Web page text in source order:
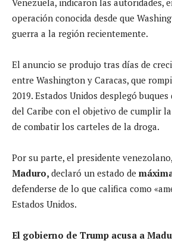
operación conocida desde que
guerra a la región recientemente.
El anuncio se produjo tras días de
entre Washington y Caracas, que
2019. Estados Unidos desplegó
del Caribe con el objetivo de cumplir
de combatir los carteles de la droga.
Por su parte, el presidente venezolano,
Maduro, declaró un estado de
defenderse de lo que califica como
Estados Unidos.
El gobierno de Trump acusa a